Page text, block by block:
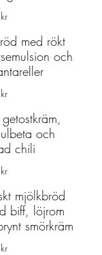
med rökt
och
och
chili
mjölkbröd
biff, löjrom
smörkräm